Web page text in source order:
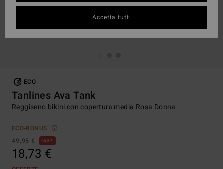
ECO
Tanlines Ava Tank
Reggiseno bikini con copertura media Rosa Donna
ECO-BONUS
49,95 €
63%
18,73 €
Accetta tutti